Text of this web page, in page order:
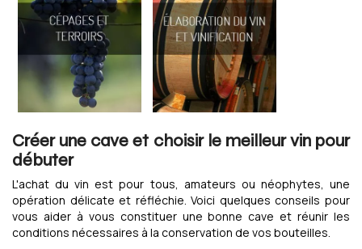
Créer une cave et choisir le meilleur vin pour
débuter
L'achat du vin est pour tous, amateurs ou néophytes, une
opération délicate et réfléchie. Voici quelques conseils pour
vous aider à vous constituer une bonne cave et réunir les
conditions nécessaires à la conservation de vos bouteilles.